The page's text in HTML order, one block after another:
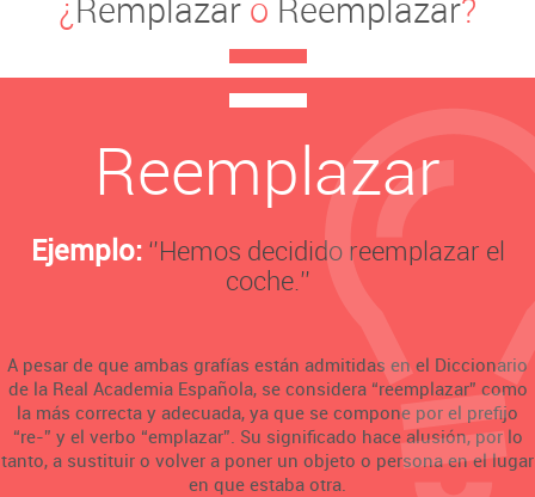
¿ Remplazar o Reemplazar?
Reemplazar
Ejemplo:‘’Hemos decidido reemplazar el
coche.’’
A pesar de que ambas grafías están admitidas en el Diccionario
de la Real Academia Española, se considera “reemplazar” como
la más correcta y adecuada, ya que se compone por el prefijo
“re-” y el verbo “emplazar”. Su significado hace alusión, por lo
tanto, a sustituir o volver a poner un objeto o persona en el lugar
en que estaba otra.